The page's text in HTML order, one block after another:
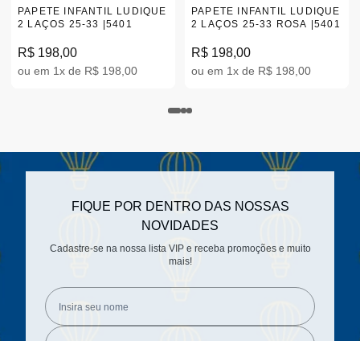
PAPETE INFANTIL LUDIQUE
2 LAÇOS 25-33 |5401
R$ 198,00
ou em 1x de R$ 198,00
PAPETE INFANTIL LUDIQUE
2 LAÇOS 25-33 ROSA |5401
R$ 198,00
ou em 1x de R$ 198,00
FIQUE POR DENTRO DAS NOSSAS
NOVIDADES
Cadastre-se na nossa lista VIP e receba promoções e muito
mais!